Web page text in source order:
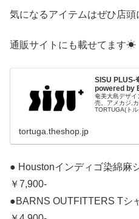
気になるアイテムはぜひ店
通販サイトにも載せてます☀︎
SISU PLUS-
powered by
奄美大島デザイ
売。アメカジ,
TORTUGA(ト
tortuga.theshop.jp
● Houstonインディゴ染綿麻
￥7,900-
●BARNS OUTFITTERS Tシ